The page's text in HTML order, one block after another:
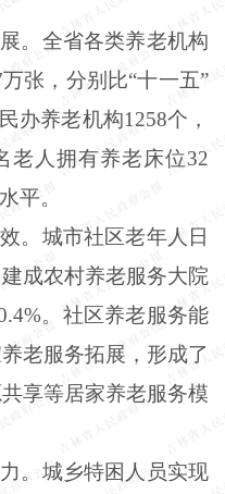
。全省各类养老机构
张，分别比“十一五”
办养老机构1258个，
老人拥有养老床位32
平。
。城市社区老年人日
成农村养老服务大院
。社区养老服务能
老服务拓展，形成了
享等居家养老服务模
。城乡特困人员实现